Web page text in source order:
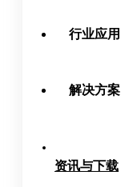
行业应用
解决方案
资讯与下载